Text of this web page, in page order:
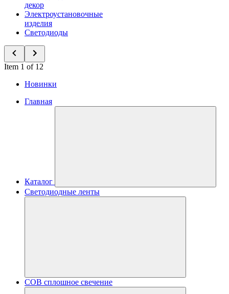
декор
Электроустановочные
изделия
Светодиоды
Item 1 of 12
Новинки
Главная
Каталог
Светодиодные ленты
COB сплошное свечение